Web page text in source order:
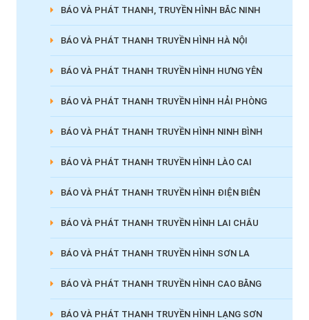
BÁO VÀ PHÁT THANH, TRUYỀN HÌNH BẮC NINH
BÁO VÀ PHÁT THANH TRUYỀN HÌNH HÀ NỘI
BÁO VÀ PHÁT THANH TRUYỀN HÌNH HƯNG YÊN
BÁO VÀ PHÁT THANH TRUYỀN HÌNH HẢI PHÒNG
BÁO VÀ PHÁT THANH TRUYỀN HÌNH NINH BÌNH
BÁO VÀ PHÁT THANH TRUYỀN HÌNH LÀO CAI
BÁO VÀ PHÁT THANH TRUYỀN HÌNH ĐIỆN BIÊN
BÁO VÀ PHÁT THANH TRUYỀN HÌNH LAI CHÂU
BÁO VÀ PHÁT THANH TRUYỀN HÌNH SƠN LA
BÁO VÀ PHÁT THANH TRUYỀN HÌNH CAO BẰNG
BÁO VÀ PHÁT THANH TRUYỀN HÌNH LẠNG SƠN